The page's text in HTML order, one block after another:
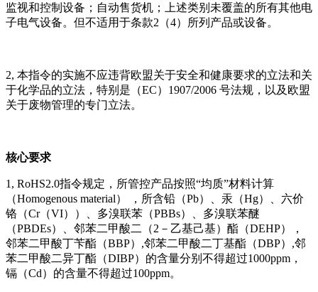
监视和控制设备；自动售货机；上述类别未覆盖的所有其他电
子电气设备。但不适用于条款2（4）所列产品或设备。
2, 本指令的实施不应违背欧盟关于安全和健康要求的立法和关
于化学品的立法，特别是（EC）1907/2006 号法规，以及欧盟
关于废物管理的专门立法。
核心要求
1, RoHS2.0指令规定，所管控产品按照“均质”材料计算
（Homogenous material） ，所含铅（Pb）、汞（Hg）、六价
铬（Cr（VI））、多溴联苯（PBBs）、多溴联苯醚
（PBDEs）、邻苯二甲酸二（2－乙基己基）酯（DEHP），
邻苯二甲酸丁苄酯（BBP）,邻苯二甲酸二丁基酯（DBP）,邻
苯二甲酸二异丁酯（DIBP）的含量分别不得超过1000ppm，
镉（Cd）的含量不得超过100ppm。